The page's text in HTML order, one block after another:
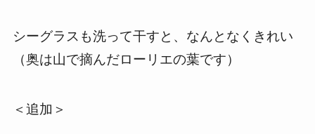
シーグラスも洗って干すと、なんとなくきれい
（奥は山で摘んだローリエの葉です）
＜追加＞